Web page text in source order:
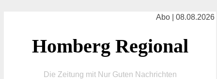
Abo | 08.08.2026
Homberg Regional
Die Zeitung mit Nur Guten Nachrichten